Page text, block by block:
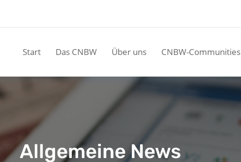
Start Das CNBW Über uns CNBW-Communities
Allgemeine News